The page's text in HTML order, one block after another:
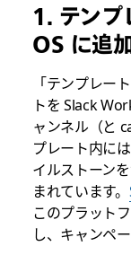
1. テン
OS に追
「テンプレー
トを Slack
ャンネル（と
プレート内に
イルストーン
まれています。
このプラット
し、キャンペ